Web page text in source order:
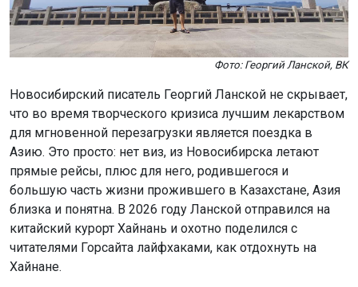
Фото: Георгий Ланской, ВК
Новосибирский писатель Георгий Ланской не скрывает,
что во время творческого кризиса лучшим лекарством
для мгновенной перезагрузки является поездка в
Азию. Это просто: нет виз, из Новосибирска летают
прямые рейсы, плюс для него, родившегося и
большую часть жизни прожившего в Казахстане, Азия
близка и понятна. В 2026 году Ланской отправился на
китайский курорт Хайнань и охотно поделился с
читателями Горсайта лайфхаками, как отдохнуть на
Хайнане.